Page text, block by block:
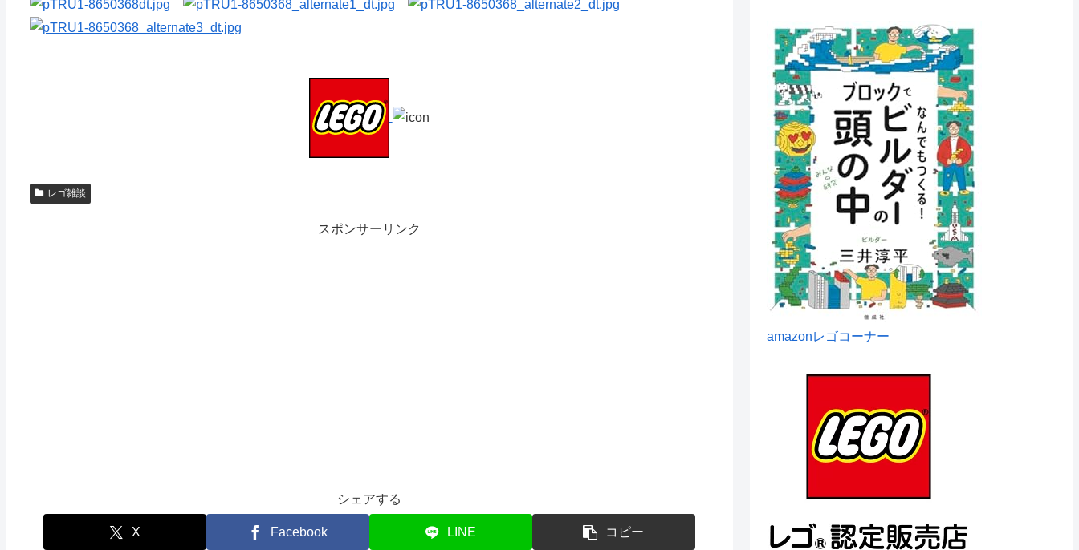
レゴ雑談
スポンサーリンク
シェアする
X Facebook LINE コピー
amazonレゴコーナー